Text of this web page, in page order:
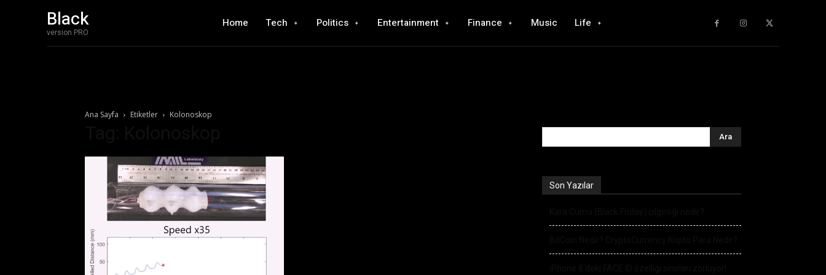
Black
version PRO
Home Tech Politics Entertainment Finance Music Life
Ana Sayfa Etiketler Kolonoskop
Son Yazılar